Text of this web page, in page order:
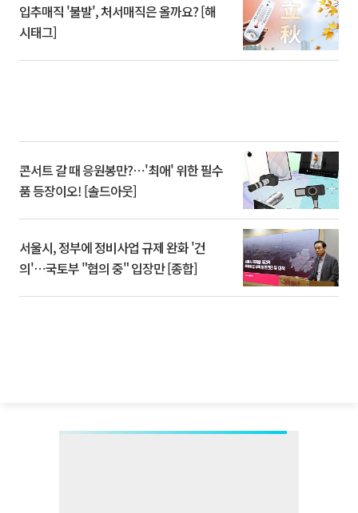
입추매직 '불발', 처서매직은 올까요? [해
시태그]
콘서트 갈 때 응원봉만?⋯'최애' 위한 필수
품 등장이오! [솔드아웃]
서울시, 정부에 정비사업 규제 완화 '건
의'⋯국토부 "협의 중" 입장만 [종합]